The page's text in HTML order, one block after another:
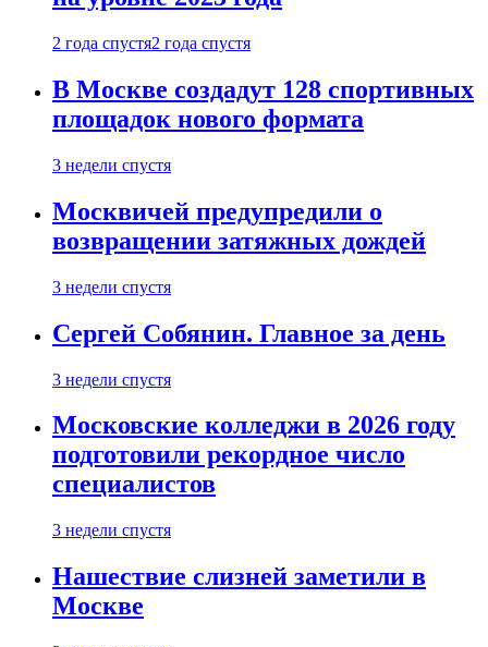
2 года спустя2 года спустя
В Москве создадут 128 спортивных
площадок нового формата
3 недели спустя
Москвичей предупредили о
возвращении затяжных дождей
3 недели спустя
Сергей Собянин. Главное за день
3 недели спустя
Московские колледжи в 2026 году
подготовили рекордное число
специалистов
3 недели спустя
Нашествие слизней заметили в
Москве